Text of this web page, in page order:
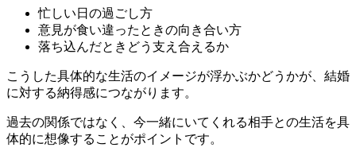
忙しい日の過ごし方
意見が食い違ったときの向き合い方
落ち込んだときどう支え合えるか
こうした具体的な生活のイメージが浮かぶかどうかが、結婚
に対する納得感につながります。
過去の関係ではなく、今一緒にいてくれる相手との生活を具
体的に想像することがポイントです。